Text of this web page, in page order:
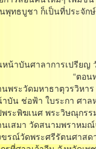
พุทธบูชา ก็เป็นที่ประจัก
าบันศาลาการเปรีย
น “ตอนทศกัณ
พระวัดมหาธาตุวร
ช่อฟ้า ใบระกา ศาลห
พิฆเนศ พระวิษณุกรรม
มา วัดสนามพราหมณ์
รณ์วัดพระศรีรัตนศ